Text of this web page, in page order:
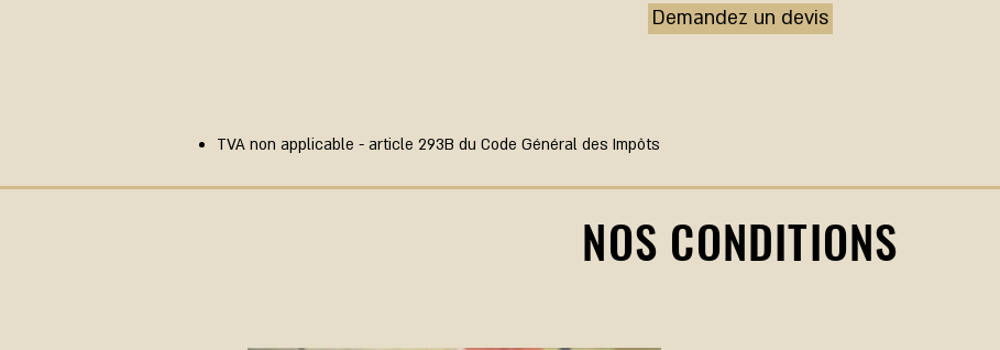
Demandez un devis
TVA non applicable - article 293B du Code Général des Impôts
NOS CONDITIONS